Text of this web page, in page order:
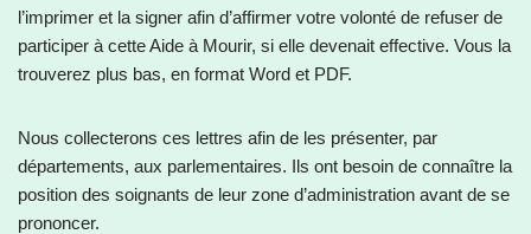
l’imprimer et la signer afin d’affirmer votre volonté de refuser de
participer à cette Aide à Mourir, si elle devenait effective. Vous la
trouverez plus bas, en format Word et PDF.
Nous collecterons ces lettres afin de les présenter, par
départements, aux parlementaires. Ils ont besoin de connaître la
position des soignants de leur zone d’administration avant de se
prononcer.